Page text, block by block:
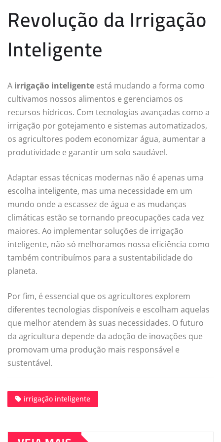
Revolução da Irrigação
Inteligente
A irrigação inteligente está mudando a forma como
cultivamos nossos alimentos e gerenciamos os
recursos hídricos. Com tecnologias avançadas como a
irrigação por gotejamento e sistemas automatizados,
os agricultores podem economizar água, aumentar a
produtividade e garantir um solo saudável.
Adaptar essas técnicas modernas não é apenas uma
escolha inteligente, mas uma necessidade em um
mundo onde a escassez de água e as mudanças
climáticas estão se tornando preocupações cada vez
maiores. Ao implementar soluções de irrigação
inteligente, não só melhoramos nossa eficiência como
também contribuímos para a sustentabilidade do
planeta.
Por fim, é essencial que os agricultores explorem
diferentes tecnologias disponíveis e escolham aquelas
que melhor atendem às suas necessidades. O futuro
da agricultura depende da adoção de inovações que
promovam uma produção mais responsável e
sustentável.
irrigação inteligente